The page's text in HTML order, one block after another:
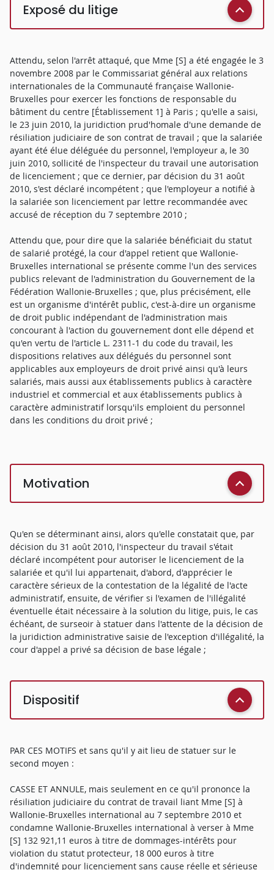
Exposé du litige
Attendu, selon l'arrêt attaqué, que Mme [S] a été engagée le 3
novembre 2008 par le Commissariat général aux relations
internationales de la Communauté française Wallonie-
Bruxelles pour exercer les fonctions de responsable du
bâtiment du centre [Établissement 1] à Paris ; qu'elle a saisi,
le 23 juin 2010, la juridiction prud'homale d'une demande de
résiliation judiciaire de son contrat de travail ; que la salariée
ayant été élue déléguée du personnel, l'employeur a, le 30
juin 2010, sollicité de l'inspecteur du travail une autorisation
de licenciement ; que ce dernier, par décision du 31 août
2010, s'est déclaré incompétent ; que l'employeur a notifié à
la salariée son licenciement par lettre recommandée avec
accusé de réception du 7 septembre 2010 ;
Attendu que, pour dire que la salariée bénéficiait du statut
de salarié protégé, la cour d'appel retient que Wallonie-
Bruxelles international se présente comme l'un des services
publics relevant de l'administration du Gouvernement de la
Fédération Wallonie-Bruxelles ; que, plus précisément, elle
est un organisme d'intérêt public, c'est-à-dire un organisme
de droit public indépendant de l'administration mais
concourant à l'action du gouvernement dont elle dépend et
qu'en vertu de l'article L. 2311-1 du code du travail, les
dispositions relatives aux délégués du personnel sont
applicables aux employeurs de droit privé ainsi qu'à leurs
salariés, mais aussi aux établissements publics à caractère
industriel et commercial et aux établissements publics à
caractère administratif lorsqu'ils emploient du personnel
dans les conditions du droit privé ;
Motivation
Qu'en se déterminant ainsi, alors qu'elle constatait que, par
décision du 31 août 2010, l'inspecteur du travail s'était
déclaré incompétent pour autoriser le licenciement de la
salariée et qu'il lui appartenait, d'abord, d'apprécier le
caractère sérieux de la contestation de la légalité de l'acte
administratif, ensuite, de vérifier si l'examen de l'illégalité
éventuelle était nécessaire à la solution du litige, puis, le cas
échéant, de surseoir à statuer dans l'attente de la décision de
la juridiction administrative saisie de l'exception d'illégalité, la
cour d'appel a privé sa décision de base légale ;
Dispositif
PAR CES MOTIFS et sans qu'il y ait lieu de statuer sur le
second moyen :
CASSE ET ANNULE, mais seulement en ce qu'il prononce la
résiliation judiciaire du contrat de travail liant Mme [S] à
Wallonie-Bruxelles international au 7 septembre 2010 et
condamne Wallonie-Bruxelles international à verser à Mme
[S] 132 921,11 euros à titre de dommages-intérêts pour
violation du statut protecteur, 18 000 euros à titre
d'indemnité pour licenciement sans cause réelle et sérieuse